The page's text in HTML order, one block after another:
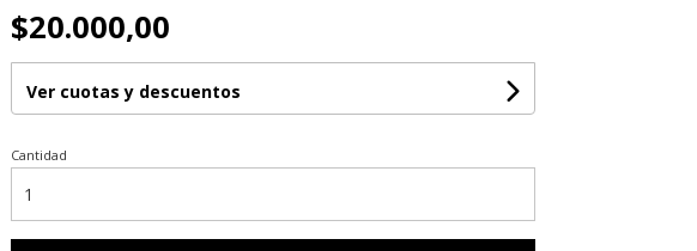
$20.000,00
Ver cuotas y descuentos
Cantidad